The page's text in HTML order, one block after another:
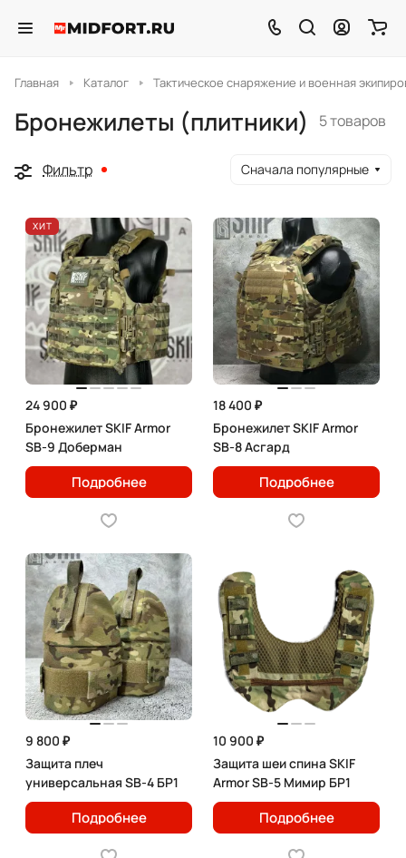
Главная Каталог Тактическое снаряжение и военная
Бронежилеты (плитники) 5 товаров
Фильтр Сначала популярные
ХИТ
24 900 ₽
Бронежилет SKIF Armor
SB-9 Доберман
Подробнее
18 400 ₽
Бронежилет SKIF Armor
SB-8 Асгард
Подробнее
9 800 ₽
Защита плеч
универсальная SB-4 БР1
Подробнее
10 900 ₽
Защита шеи спина SKIF
Armor SB-5 Мимир БР1
Подробнее